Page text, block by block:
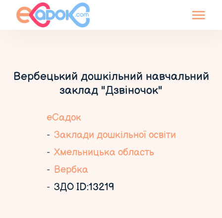
Вербецький дошкільний навчальний
заклад "Дзвіночок"
еСадок
Заклади дошкільної освіти
Хмельницька область
Вербка
ЗДО ID:13219